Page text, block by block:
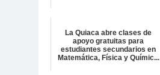
La Quiaca abre clases de
apoyo gratuitas para
estudiantes secundarios en
Matemática, Física y Químic...